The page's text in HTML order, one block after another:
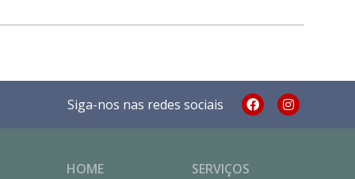
Siga-nos nas redes sociais
HOME SERVIÇOS